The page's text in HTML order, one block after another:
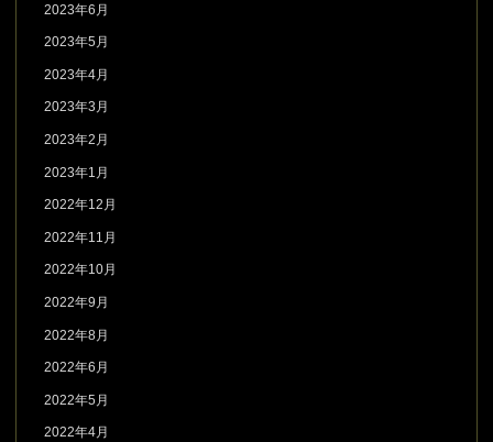
2023年6月
2023年5月
2023年4月
2023年3月
2023年2月
2023年1月
2022年12月
2022年11月
2022年10月
2022年9月
2022年8月
2022年6月
2022年5月
2022年4月